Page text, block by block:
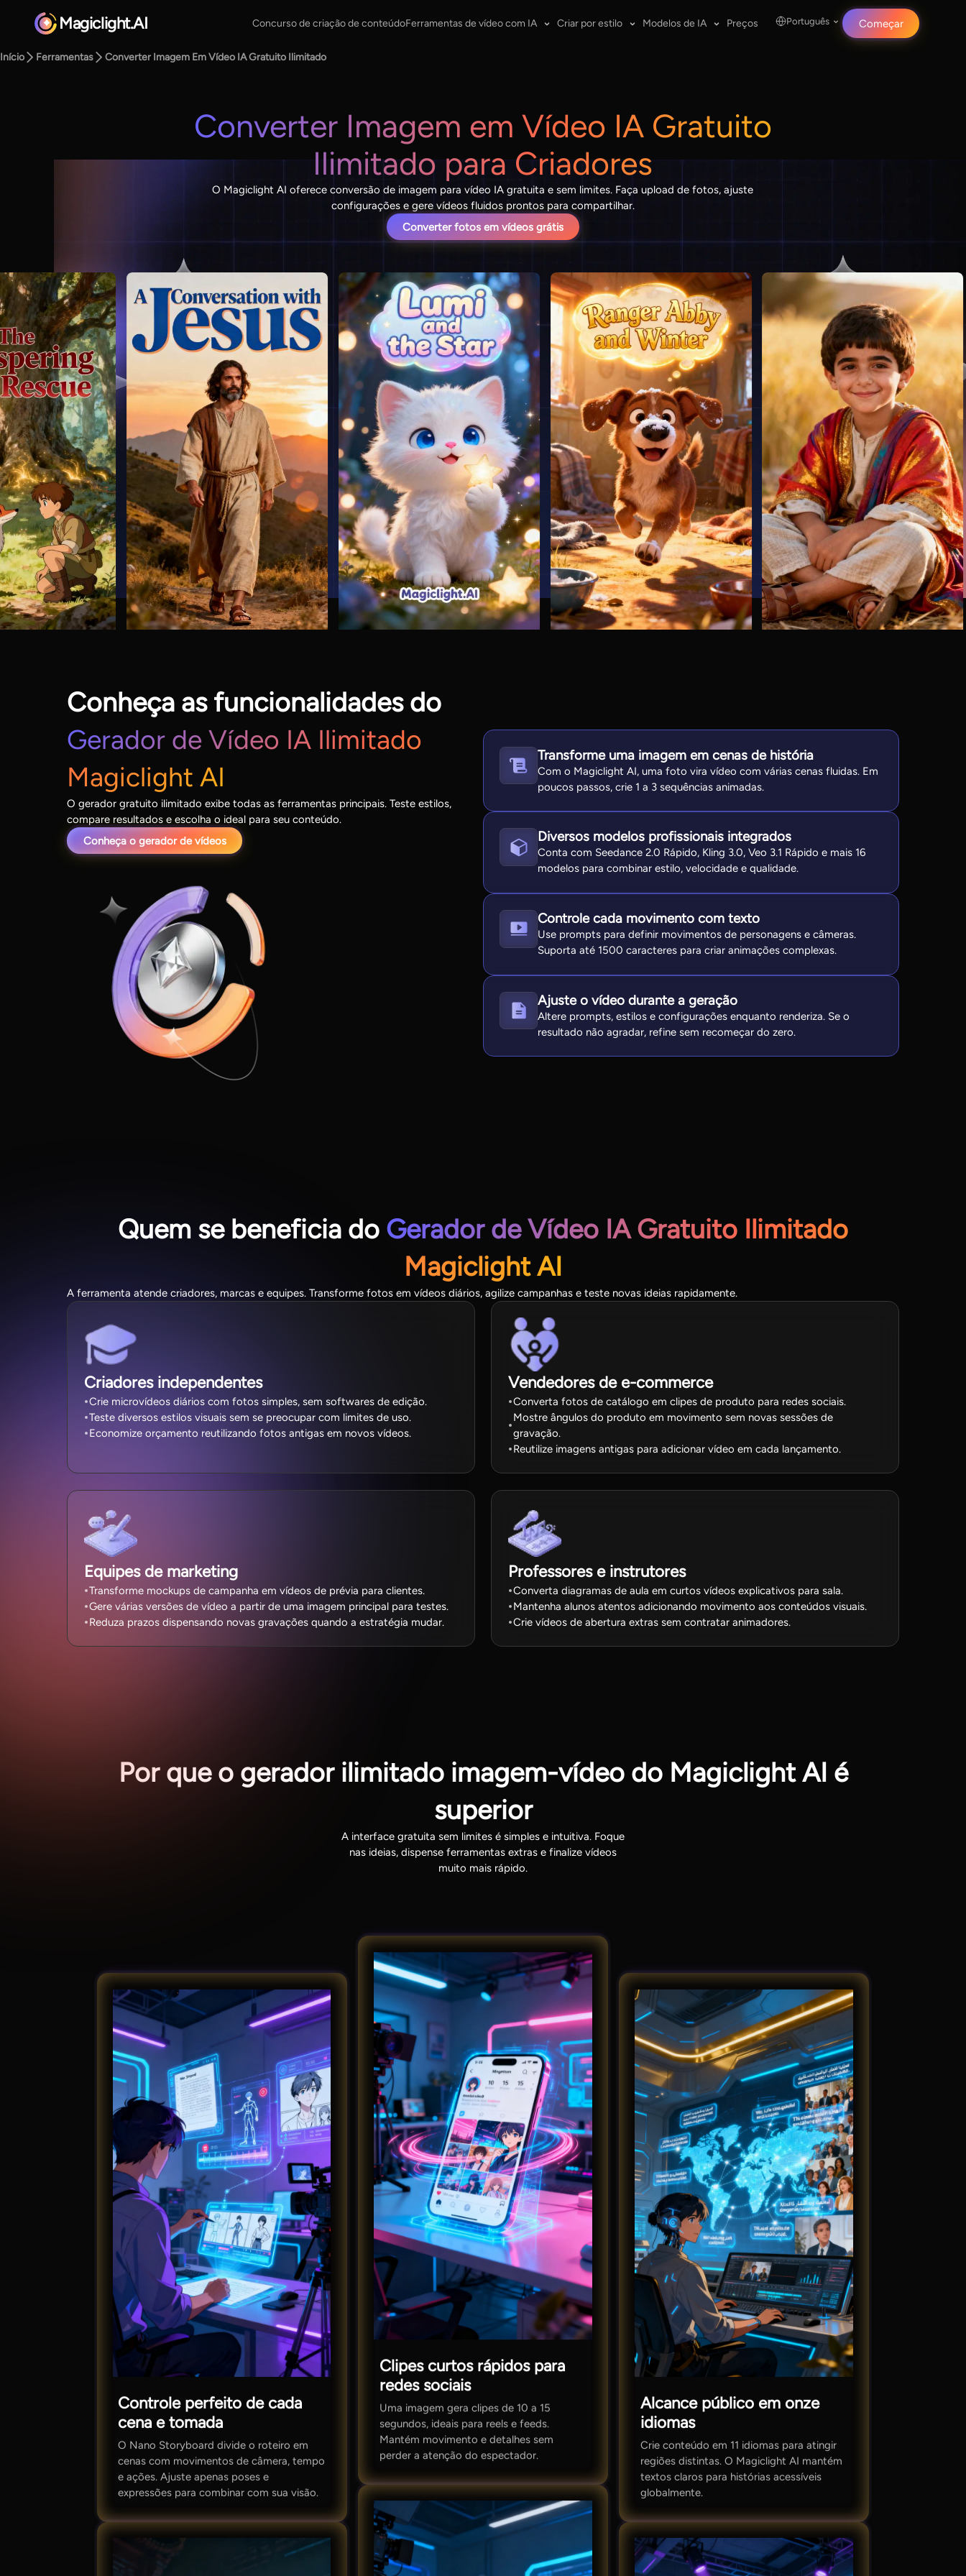
Magiclight.AI Concurso de criação de conteúdoFerramentas de vídeo com IA Criar por estilo Modelos de IA Preços Português Começar
Início Ferramentas Converter Imagem Em Vídeo IA Gratuito Ilimitado
Converter Imagem em Vídeo IA Gratuito
Ilimitado para Criadores
O Magiclight AI oferece conversão de imagem para vídeo IA gratuita e sem limites. Faça upload de fotos, ajuste
configurações e gere vídeos fluidos prontos para compartilhar.
Converter fotos em vídeos grátis
Conheça as funcionalidades do
Gerador de Vídeo IA Ilimitado
Magiclight AI
O gerador gratuito ilimitado exibe todas as ferramentas principais. Teste estilos,
compare resultados e escolha o ideal para seu conteúdo.
Conheça o gerador de vídeos
Transforme uma imagem em cenas de história
Com o Magiclight AI, uma foto vira vídeo com várias cenas fluidas. Em
poucos passos, crie 1 a 3 sequências animadas.
Diversos modelos profissionais integrados
Conta com Seedance 2.0 Rápido, Kling 3.0, Veo 3.1 Rápido e mais 16
modelos para combinar estilo, velocidade e qualidade.
Controle cada movimento com texto
Use prompts para definir movimentos de personagens e câmeras.
Suporta até 1500 caracteres para criar animações complexas.
Ajuste o vídeo durante a geração
Altere prompts, estilos e configurações enquanto renderiza. Se o
resultado não agradar, refine sem recomeçar do zero.
Quem se beneficia do Gerador de Vídeo IA Gratuito Ilimitado
Magiclight AI
A ferramenta atende criadores, marcas e equipes. Transforme fotos em vídeos diários, agilize campanhas e teste novas ideias rapidamente.
Criadores independentes
Crie microvídeos diários com fotos simples, sem softwares de edição.
Teste diversos estilos visuais sem se preocupar com limites de uso.
Economize orçamento reutilizando fotos antigas em novos vídeos.
Vendedores de e-commerce
Converta fotos de catálogo em clipes de produto para redes sociais.
Mostre ângulos do produto em movimento sem novas sessões de
gravação.
Reutilize imagens antigas para adicionar vídeo em cada lançamento.
Equipes de marketing
Transforme mockups de campanha em vídeos de prévia para clientes.
Gere várias versões de vídeo a partir de uma imagem principal para testes.
Reduza prazos dispensando novas gravações quando a estratégia mudar.
Professores e instrutores
Converta diagramas de aula em curtos vídeos explicativos para sala.
Mantenha alunos atentos adicionando movimento aos conteúdos visuais.
Crie vídeos de abertura extras sem contratar animadores.
Por que o gerador ilimitado imagem-vídeo do Magiclight AI é
superior
A interface gratuita sem limites é simples e intuitiva. Foque
nas ideias, dispense ferramentas extras e finalize vídeos
muito mais rápido.
Controle perfeito de cada
cena e tomada
O Nano Storyboard divide o roteiro em
cenas com movimentos de câmera, tempo
e ações. Ajuste apenas poses e
expressões para combinar com sua visão.
Clipes curtos rápidos para
redes sociais
Uma imagem gera clipes de 10 a 15
segundos, ideais para reels e feeds.
Mantém movimento e detalhes sem
perder a atenção do espectador.
Alcance público em onze
idiomas
Crie conteúdo em 11 idiomas para atingir
regiões distintas. O Magiclight AI mantém
textos claros para histórias acessíveis
globalmente.